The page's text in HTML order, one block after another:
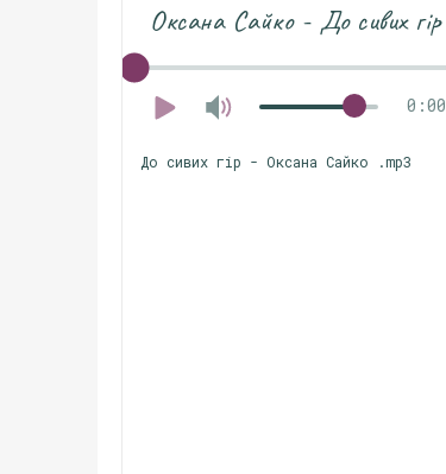
Оксана Сайко - До сивих гір
0:00
До сивих гір - Оксана Сайко .mp3